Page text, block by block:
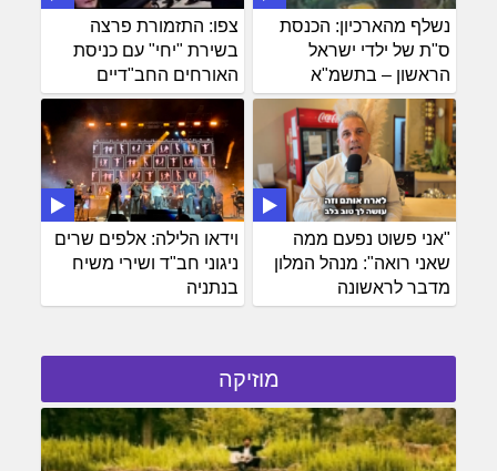
צפו: התזמורת פרצה
בשירת "יחי" עם כניסת
האורחים החב"דיים
נשלף מהארכיון: הכנסת
ס"ת של ילדי ישראל
הראשון – בתשמ"א
וידאו הלילה: אלפים שרים
ניגוני חב"ד ושירי משיח
בנתניה
"אני פשוט נפעם ממה
שאני רואה": מנהל המלון
מדבר לראשונה
מוזיקה